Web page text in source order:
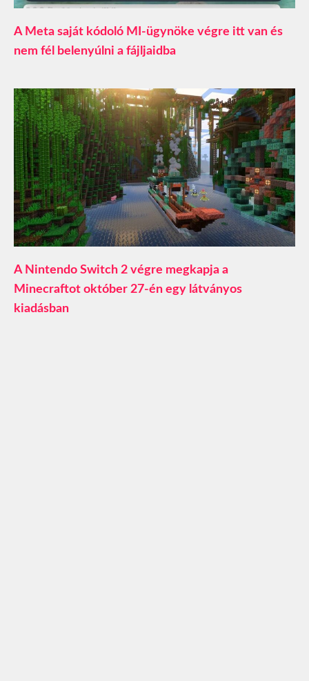
A Meta saját kódoló MI-ügynöke végre itt van és
nem fél belenyúlni a fájljaidba
A Nintendo Switch 2 végre megkapja a
Minecraftot október 27-én egy látványos
kiadásban